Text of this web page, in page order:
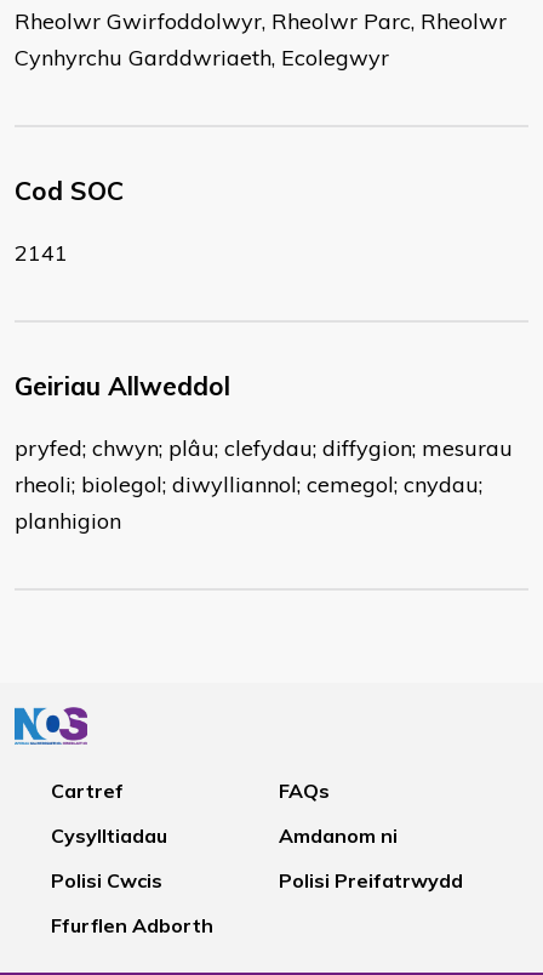
Rheolwr Gwirfoddolwyr, Rheolwr Parc, Rheolwr
Cynhyrchu Garddwriaeth, Ecolegwyr
Cod SOC
2141
Geiriau Allweddol
pryfed; chwyn; plâu; clefydau; diffygion; mesurau
rheoli; biolegol; diwylliannol; cemegol; cnydau;
planhigion
Cartref
FAQs
Cysylltiadau
Amdanom ni
Polisi Cwcis
Polisi Preifatrwydd
Ffurflen Adborth